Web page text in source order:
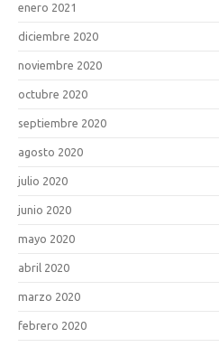
enero 2021
diciembre 2020
noviembre 2020
octubre 2020
septiembre 2020
agosto 2020
julio 2020
junio 2020
mayo 2020
abril 2020
marzo 2020
febrero 2020